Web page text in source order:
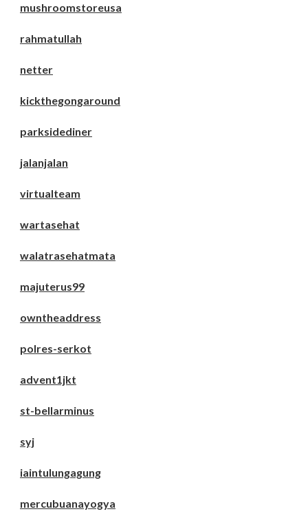
mushroomstoreusa
rahmatullah
netter
kickthegongaround
parksidediner
jalanjalan
virtualteam
wartasehat
walatrasehatmata
majuterus99
owntheaddress
polres-serkot
advent1jkt
st-bellarminus
syj
iaintulungagung
mercubuanayogya